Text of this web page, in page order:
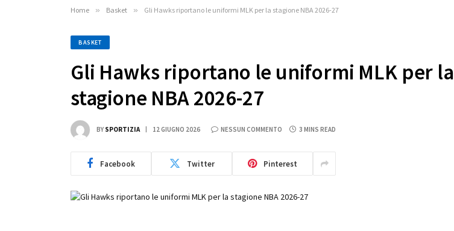
Home » Basket » Gli Hawks riportano le uniformi MLK per la stagione NBA 2026-27
BASKET
Gli Hawks riportano le uniformi MLK per la
stagione NBA 2026-27
BY SPORTIZIA 12 GIUGNO 2026 NESSUN COMMENTO 3 MINS READ
Facebook Twitter Pinterest